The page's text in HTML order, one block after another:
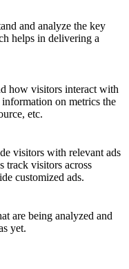
and analyze the key
helps in delivering a
how visitors interact with
on metrics the
etc.
visitors with relevant ads
track visitors across
customized ads.
are being analyzed and
yet.